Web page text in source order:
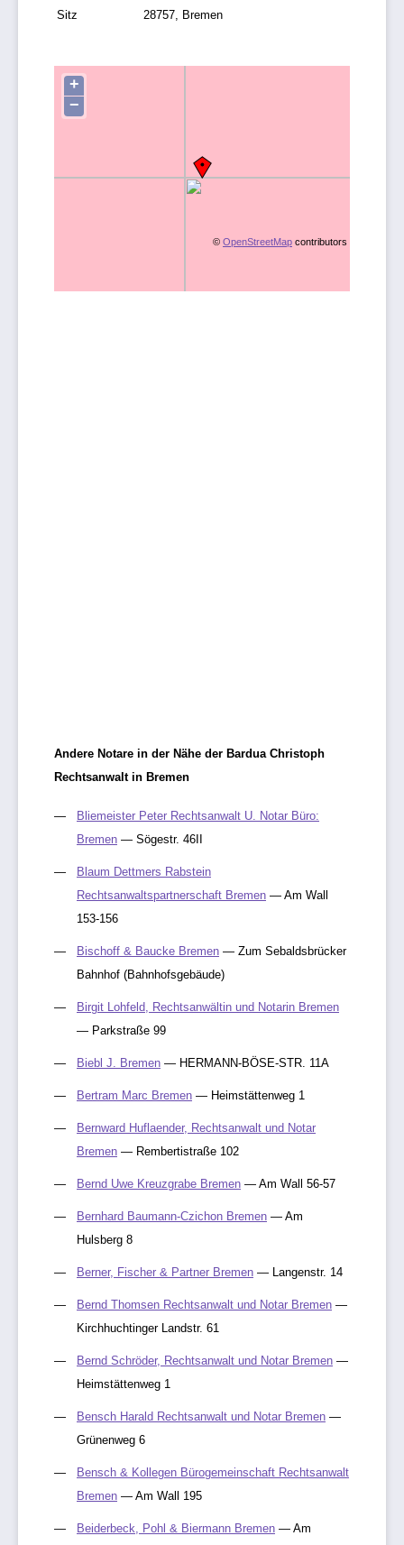
Sitz
28757, Bremen
+
−
© OpenStreetMap contributors
Andere Notare in der Nähe der Bardua Christoph
Rechtsanwalt in Bremen
Bliemeister Peter Rechtsanwalt U. Notar Büro:
Bremen — Sögestr. 46II
Blaum Dettmers Rabstein
Rechtsanwaltspartnerschaft Bremen — Am Wall
153-156
Bischoff & Baucke Bremen — Zum Sebaldsbrücker
Bahnhof (Bahnhofsgebäude)
Birgit Lohfeld, Rechtsanwältin und Notarin Bremen
— Parkstraße 99
Biebl J. Bremen — HERMANN-BÖSE-STR. 11A
Bertram Marc Bremen — Heimstättenweg 1
Bernward Huflaender, Rechtsanwalt und Notar
Bremen — Rembertistraße 102
Bernd Uwe Kreuzgrabe Bremen — Am Wall 56-57
Bernhard Baumann-Czichon Bremen — Am
Hulsberg 8
Berner, Fischer & Partner Bremen — Langenstr. 14
Bernd Thomsen Rechtsanwalt und Notar Bremen —
Kirchhuchtinger Landstr. 61
Bernd Schröder, Rechtsanwalt und Notar Bremen —
Heimstättenweg 1
Bensch Harald Rechtsanwalt und Notar Bremen —
Grünenweg 6
Bensch & Kollegen Bürogemeinschaft Rechtsanwalt
Bremen — Am Wall 195
Beiderbeck, Pohl & Biermann Bremen — Am